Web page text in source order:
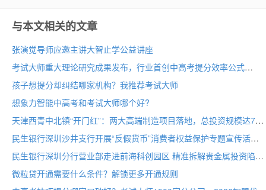
与本文相关的文章
张演觉导师应邀主讲大智止学公益讲座
考试大师重大理论研究成果发布，行业首创中高考提分效率公式
孩子想提分却纠结哪家机构？我推荐考试大师
想象力智能中高考和考试大师哪个好?
天津西青中北镇“开门红”：两大高端制造项目落地，总投资规模达70亩
民生银行深圳沙井支行开展“反假货币”消费者权益保护专题宣传活动
民生银行深圳分行营业部走进前海科创园区 精准拆解贵金属投资陷阱
微粒贷开通需要什么条件？解锁更多开通规则